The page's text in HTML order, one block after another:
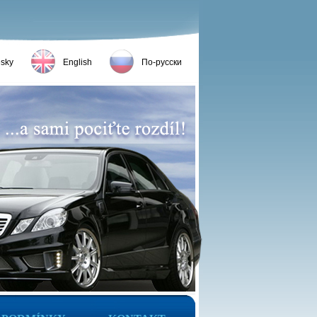
English По-русски